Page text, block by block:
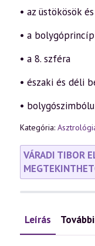
• az üstökösök
• a
• a 8. szféra
• északi és déli
•
Kategória:
VÁRADI TIBOR
Leírás